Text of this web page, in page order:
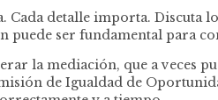
detalle importa. Discuta
puede ser fundamental para
la mediación, que a veces
de Igualdad de